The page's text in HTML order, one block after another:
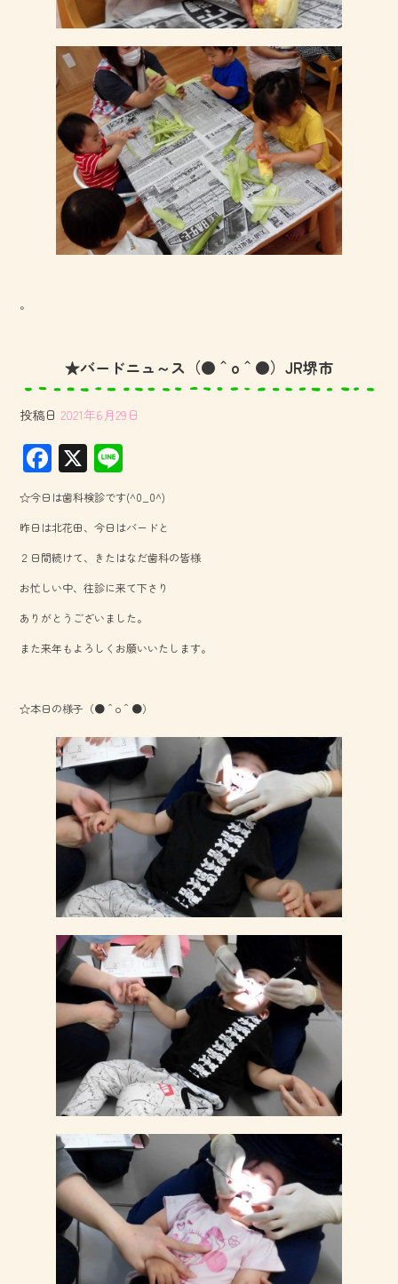
。
★バードニュ～ス（●＾o＾●）JR堺市
投稿日 2021年6月29日
F
ac
e
b
o
ok
X
ne
☆今日は歯科検診です(^0_0^)
昨日は北花田、今日はバードと
２日間続けて、きたはなだ歯科の皆様
お忙しい中、往診に来て下さり
ありがとうございました。
また来年もよろしくお願いいたします。
☆本日の様子（●＾o＾●）